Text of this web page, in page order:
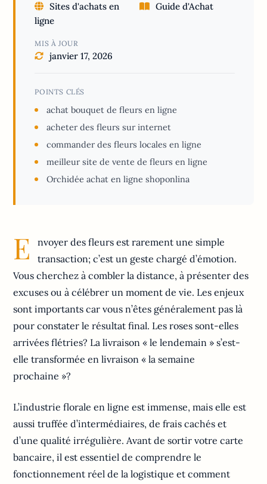
Sites d'achats en
ligne
Guide d'Achat
MIS À JOUR
janvier 17, 2026
POINTS CLÉS
achat bouquet de fleurs en ligne
acheter des fleurs sur internet
commander des fleurs locales en ligne
meilleur site de vente de fleurs en ligne
Orchidée achat en ligne shoponlina
E
nvoyer des fleurs est rarement une simple
transaction; c’est un geste chargé d’émotion.
Vous cherchez à combler la distance, à présenter des
excuses ou à célébrer un moment de vie. Les enjeux
sont importants car vous n’êtes généralement pas là
pour constater le résultat final. Les roses sont-elles
arrivées flétries? La livraison « le lendemain » s’est-
elle transformée en livraison « la semaine
prochaine »?
L’industrie florale en ligne est immense, mais elle est
aussi truffée d’intermédiaires, de frais cachés et
d’une qualité irrégulière. Avant de sortir votre carte
bancaire, il est essentiel de comprendre le
fonctionnement réel de la logistique et comment